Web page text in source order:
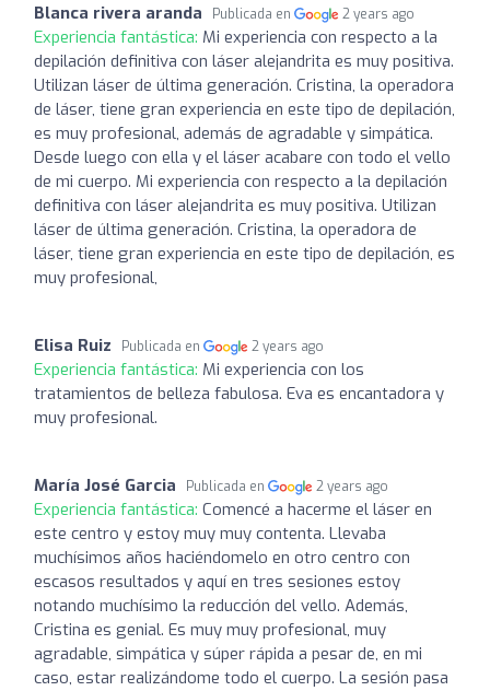
Blanca rivera aranda Publicada en 2 years ago
Experiencia fantástica: Mi experiencia con respecto a la
depilación definitiva con láser alejandrita es muy positiva.
Utilizan láser de última generación. Cristina, la operadora
de láser, tiene gran experiencia en este tipo de depilación,
es muy profesional, además de agradable y simpática.
Desde luego con ella y el láser acabare con todo el vello
de mi cuerpo. Mi experiencia con respecto a la depilación
definitiva con láser alejandrita es muy positiva. Utilizan
láser de última generación. Cristina, la operadora de
láser, tiene gran experiencia en este tipo de depilación, es
muy profesional,
Elisa Ruiz Publicada en 2 years ago
Experiencia fantástica: Mi experiencia con los
tratamientos de belleza fabulosa. Eva es encantadora y
muy profesional.
María José Garcia Publicada en 2 years ago
Experiencia fantástica: Comencé a hacerme el láser en
este centro y estoy muy muy contenta. Llevaba
muchísimos años haciéndomelo en otro centro con
escasos resultados y aquí en tres sesiones estoy
notando muchísimo la reducción del vello. Además,
Cristina es genial. Es muy muy profesional, muy
agradable, simpática y súper rápida a pesar de, en mi
caso, estar realizándome todo el cuerpo. La sesión pasa